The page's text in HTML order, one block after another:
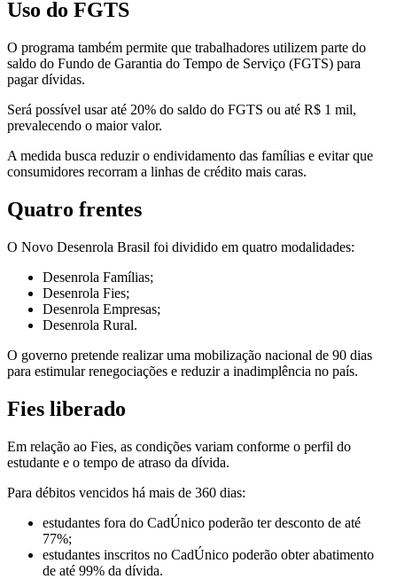
Uso do FGTS
O programa também permite que trabalhadores utilizem parte do
saldo do Fundo de Garantia do Tempo de Serviço (FGTS) para
pagar dívidas.
Será possível usar até 20% do saldo do FGTS ou até R$ 1 mil,
prevalecendo o maior valor.
A medida busca reduzir o endividamento das famílias e evitar que
consumidores recorram a linhas de crédito mais caras.
Quatro frentes
O Novo Desenrola Brasil foi dividido em quatro modalidades:
Desenrola Famílias;
Desenrola Fies;
Desenrola Empresas;
Desenrola Rural.
O governo pretende realizar uma mobilização nacional de 90 dias
para estimular renegociações e reduzir a inadimplência no país.
Fies liberado
Em relação ao Fies, as condições variam conforme o perfil do
estudante e o tempo de atraso da dívida.
Para débitos vencidos há mais de 360 dias:
estudantes fora do CadÚnico poderão ter desconto de até
77%;
estudantes inscritos no CadÚnico poderão obter abatimento
de até 99% da dívida.